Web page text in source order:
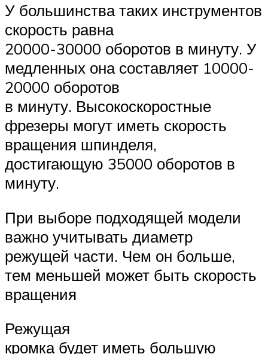
У большинства таких инструментов
скорость равна
20000-30000 оборотов в минуту. У
медленных она составляет 10000-
20000 оборотов
в минуту. Высокоскоростные
фрезеры могут иметь скорость
вращения шпинделя,
достигающую 35000 оборотов в
минуту.
При выборе подходящей модели
важно учитывать диаметр
режущей части. Чем он больше,
тем меньшей может быть скорость
вращения
Режущая
кромка будет иметь большую